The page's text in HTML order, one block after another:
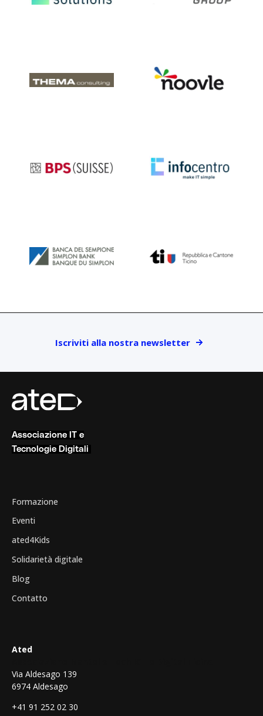
Iscriviti alla nostra newsletter
Associazione IT e
Tecnologie Digitali
Formazione
Eventi
ated4Kids
Solidarietà digitale
Blog
Contatto
Ated
Via Aldesago 139
6974 Aldesago
+41 91 252 02 30